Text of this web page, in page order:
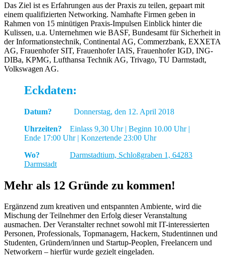
Das Ziel ist es Erfahrungen aus der Praxis zu teilen, gepaart mit
einem qualifizierten Networking. Namhafte Firmen geben in
Rahmen von 15 minütigen Praxis-Impulsen Einblick hinter die
Kulissen, u.a. Unternehmen wie BASF, Bundesamt für Sicherheit in
der Informationstechnik, Continental AG, Commerzbank, EXXETA
AG, Frauenhofer SIT, Frauenhofer IAIS, Frauenhofer IGD, ING-
DIBa, KPMG, Lufthansa Technik AG, Trivago, TU Darmstadt,
Volkswagen AG.
Eckdaten:
Datum? Donnerstag, den 12. April 2018
Uhrzeiten? Einlass 9,30 Uhr | Beginn 10.00 Uhr |
Ende 17:00 Uhr | Konzertende 23:00 Uhr
Wo?
Darmstadtium, Schloßgraben 1, 64283
Darmstadt
Mehr als 12 Gründe zu kommen!
Ergänzend zum kreativen und entspannten Ambiente, wird die
Mischung der Teilnehmer den Erfolg dieser Veranstaltung
ausmachen. Der Veranstalter rechnet sowohl mit IT-interessierten
Personen, Professionals, Topmanagern, Hackern, Studentinnen und
Studenten, Gründern/innen und Startup-Peoplen, Freelancern und
Networkern – hierfür wurde gezielt eingeladen.